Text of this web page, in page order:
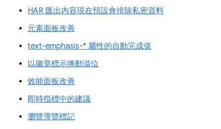
HAR 匯出內容現在預設會排除私密資料
元素面板改善
text-emphasis-* 屬性的自動完成值
以徽章標示捲動溢位
效能面板改善
即時指標中的建議
瀏覽導覽標記